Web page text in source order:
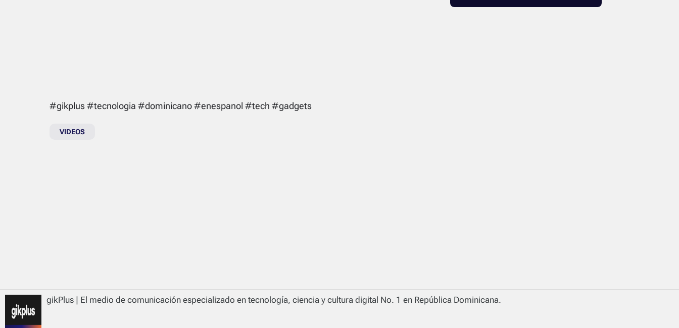
#gikplus #tecnologia #dominicano #enespanol #tech #gadgets
VIDEOS
gikPlus | El medio de comunicación especializado en tecnología, ciencia y cultura digital No. 1 en República Dominicana.